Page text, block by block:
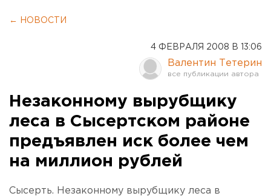
← НОВОСТИ
4 ФЕВРАЛЯ 2008 В 13:06
Валентин Тетерин
Незаконному вырубщику
леса в Сысертском районе
предъявлен иск более чем
на миллион рублей
Сысерть. Незаконному вырубщику леса в